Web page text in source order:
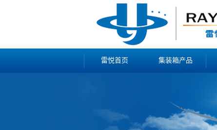
雷悦首页 集装箱产品